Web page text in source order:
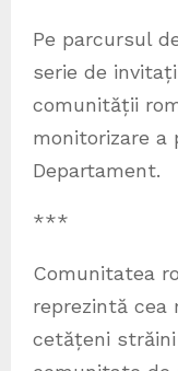
Pe parcursul
serie de
comunității
monitorizare
Departament.
***
Comunitatea
reprezintă cea
cetățeni